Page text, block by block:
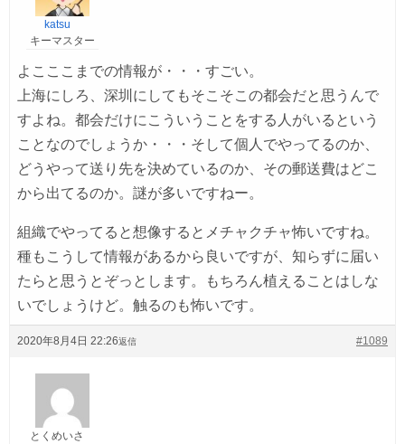
katsu
キーマスター
よこここまでの情報が・・・すごい。
上海にしろ、深圳にしてもそこそこの都会だと思うんで
すよね。都会だけにこういうことをする人がいるという
ことなのでしょうか・・・そして個人でやってるのか、
どうやって送り先を決めているのか、その郵送費はどこ
から出てるのか。謎が多いですねー。
組織でやってると想像するとメチャクチャ怖いですね。
種もこうして情報があるから良いですが、知らずに届い
たらと思うとぞっとします。もちろん植えることはしな
いでしょうけど。触るのも怖いです。
2020年8月4日 22:26 #1089
返信
とくめいさ